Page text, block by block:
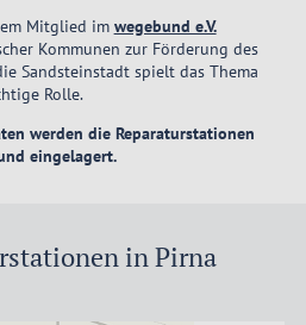
Mitglied im wegebund e.V.
Kommunen zur Förderung des
Sandsteinstadt spielt das Thema
Rolle.
werden die Reparaturstationen
eingelagert.
in Pirna